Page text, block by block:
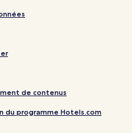
de contenus
du programme Hotels.com